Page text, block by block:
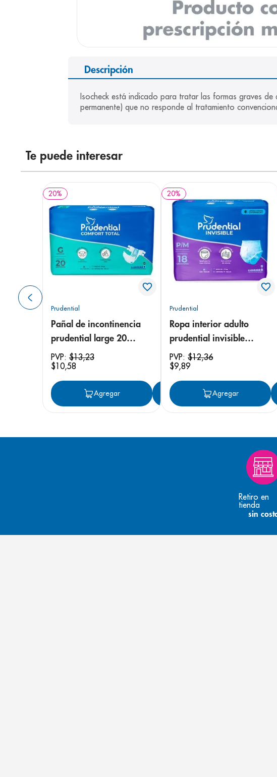
Descripción
Isocheck está indicado para tratar las formas graves
permanente) que no responde al tratamiento
Te puede interesar
20%
Prudential
Pañal de incontinencia
prudential large 20
unidades
PVP: $13,23
$10,58
Agregar Agregar
20%
Prudential
Ropa interior adulto
prudential invisible
small/medium 18
unidades
PVP:$12,36
$9,89
Agregar
Retiro en
tienda
sin